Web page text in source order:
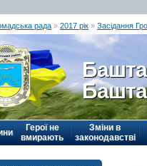
рада » 2017 рік » Засідання
Герої не
вмирають
Зміни в
законодавстві